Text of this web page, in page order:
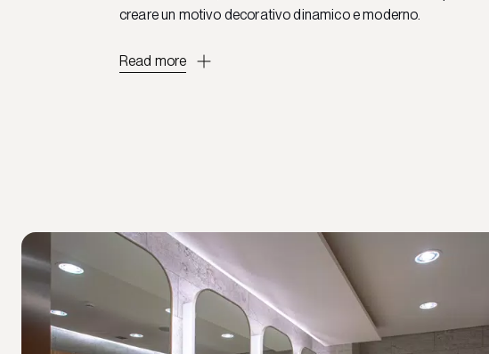
creare un motivo decorativo dinamico e moderno.
Read more